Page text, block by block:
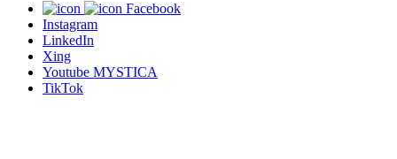
Facebook
Instagram
LinkedIn
Xing
Youtube MYSTICA
TikTok